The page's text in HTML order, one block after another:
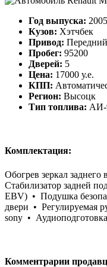
Год выпуска: 2005
Кузов: Хэтчбек
Привод: Передний
Пробег: 95200
Дверей: 5
Цена: 17000 у.е.
КПП:
Регион: Высоцк
Тип топлива: АИ-
Комплектация:
Обогрев зеркал
Стабилизатор задней
EBV) • Подушка
двери • Регулируемая
sony •
Комментрарии